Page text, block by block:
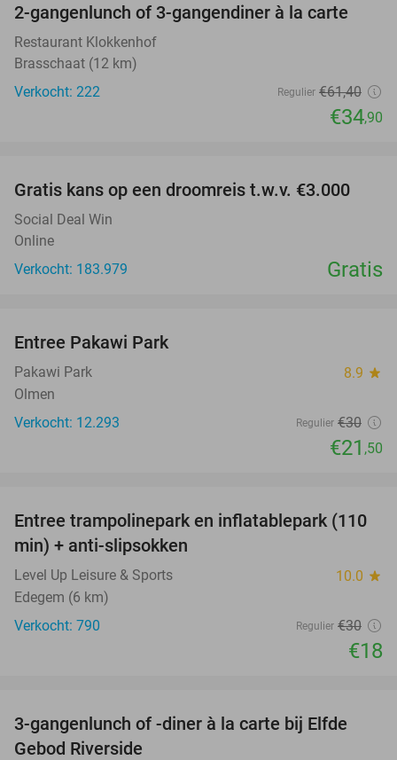
43%
2-gangenlunch of 3-gangendiner à la carte
Restaurant Klokkenhof
Brasschaat (12 km)
Verkocht: 222
Regulier €61,40
€34,90
Gratis kans op een droomreis t.w.v. €3.000
Social Deal Win
Online
Verkocht: 183.979
Gratis
Entree Pakawi Park
Pakawi Park 8.9 star
Olmen
Verkocht: 12.293
Regulier €30
€21 ,50
40%
Entree trampolinepark en inflatablepark (110
min) + anti-slipsokken
Level Up Leisure & Sports 10.0 star
Edegem (6 km)
Verkocht: 790
Regulier €30
€18
41%
3-gangenlunch of -diner à la carte bij Elfde
Gebod Riverside